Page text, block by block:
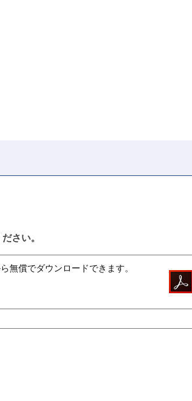
さい。
無償でダウンロードできます。